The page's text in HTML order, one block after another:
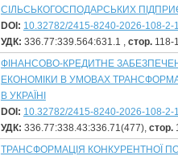
СІЛЬСЬКОГОСПОДАРСЬКИХ
DOI: 10.32782/2415-8240-2026-108-2-
УДК: 336.77:339.564:631.1 , стор.118-
ФІНАНСОВО-КРЕДИТНЕ
ЕКОНОМІКИ В УМОВАХ
В УКРАЇНІ
DOI: 10.32782/2415-8240-2026-108-2-
УДК: 336.77:338.43:336.71(477), стор.
ТРАНСФОРМАЦІЯ КОНКУРЕНТНОЇ